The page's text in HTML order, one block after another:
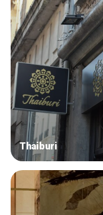
Thaiburi